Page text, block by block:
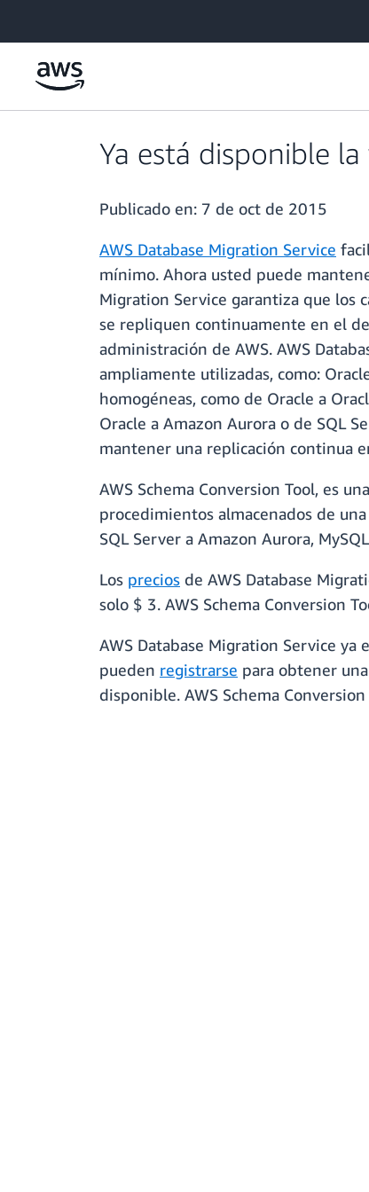
Ya está disponible
Publicado en: 7 de oct de 2015
AWS Database Migration Service
mínimo. Ahora usted puede
Migration Service garantiza que los
se repliquen continuamente en el
administración de AWS. AWS
ampliamente utilizadas, como:
homogéneas, como de Oracle a
Oracle a Amazon Aurora o de SQL
mantener una replicación continua
AWS Schema Conversion Tool, es
procedimientos almacenados de
SQL Server a Amazon Aurora,
Los precios de AWS Database
solo $ 3. AWS Schema Conversion
AWS Database Migration Service
pueden registrarse para obtener
disponible. AWS Schema